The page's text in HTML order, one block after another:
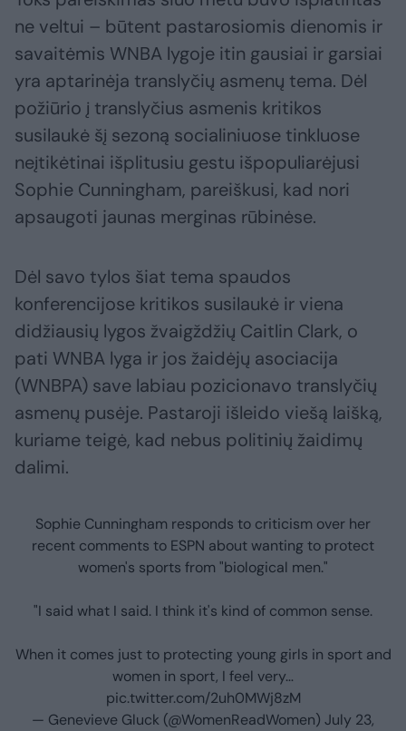
ne veltui – būtent pastarosiomis dienomis ir
savaitėmis WNBA lygoje itin gausiai ir garsiai
yra aptarinėja translyčių asmenų tema. Dėl
požiūrio į translyčius asmenis kritikos
susilaukė šį sezoną socialiniuose tinkluose
neįtikėtinai išplitusiu gestu išpopuliarėjusi
Sophie Cunningham, pareiškusi, kad nori
apsaugoti jaunas merginas rūbinėse.
Dėl savo tylos šiat tema spaudos
konferencijose kritikos susilaukė ir viena
didžiausių lygos žvaigždžių Caitlin Clark, o
pati WNBA lyga ir jos žaidėjų asociacija
(WNBPA) save labiau pozicionavo translyčių
asmenų pusėje. Pastaroji išleido viešą laišką,
kuriame teigė, kad nebus politinių žaidimų
dalimi.
Sophie Cunningham responds to criticism over her
recent comments to ESPN about wanting to protect
women's sports from "biological men."
"I said what I said. I think it's kind of common sense.
When it comes just to protecting young girls in sport and
women in sport, I feel very…
pic.twitter.com/2uh0MWj8zM
— Genevieve Gluck (@WomenReadWomen) July 23,